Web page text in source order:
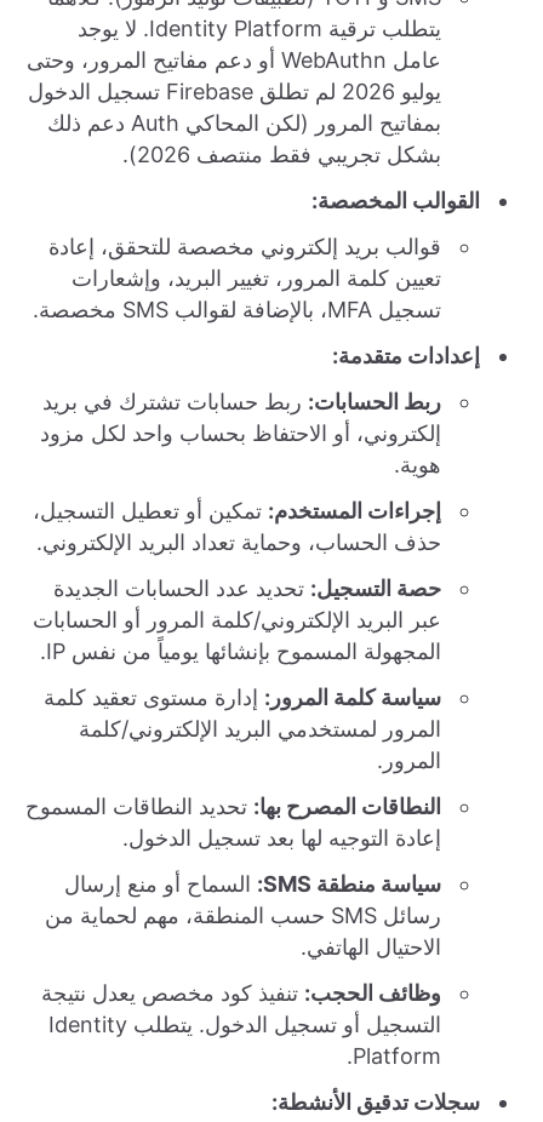
يتطلب ترقية Identity Platform. لا يوجد
عامل WebAuthn أو دعم مفاتيح المرور، وحتى
يوليو 2026 لم تطلق Firebase تسجيل الدخول
بمفاتيح المرور (لكن المحاكي Auth دعم ذلك
بشكل تجريبي فقط منتصف 2026).
القوالب المخصصة:
قوالب بريد إلكتروني مخصصة للتحقق، إعادة
تعيين كلمة المرور، تغيير البريد، وإشعارات
تسجيل MFA، بالإضافة لقوالب SMS مخصصة.
إعدادات متقدمة:
ربط الحسابات: ربط حسابات تشترك في بريد
إلكتروني، أو الاحتفاظ بحساب واحد لكل مزود
هوية.
إجراءات المستخدم: تمكين أو تعطيل التسجيل،
حذف الحساب، وحماية تعداد البريد الإلكتروني.
حصة التسجيل: تحديد عدد الحسابات الجديدة
عبر البريد الإلكتروني/كلمة المرور أو الحسابات
المجهولة المسموح بإنشائها يومياً من نفس IP.
سياسة كلمة المرور: إدارة مستوى تعقيد كلمة
المرور لمستخدمي البريد الإلكتروني/كلمة
المرور.
النطاقات المصرح بها: تحديد النطاقات المسموح
إعادة التوجيه لها بعد تسجيل الدخول.
سياسة منطقة SMS:
السماح أو منع إرسال
رسائل SMS حسب المنطقة، مهم لحماية من
الاحتيال الهاتفي.
وظائف الحجب: تنفيذ كود مخصص يعدل نتيجة
التسجيل أو تسجيل الدخول. يتطلب Identity
Platform.
سجلات تدقيق الأنشطة: